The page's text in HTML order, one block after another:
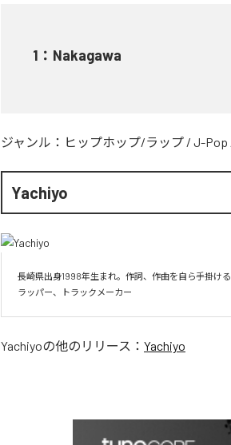
1 ： Nakagawa
ジャンル： ヒップホップ/ラップ / J-Pop
Yachiyo
長崎県出身1998年生まれ。作詞、作曲を自ら手掛ける
Yachiyoの他のリリース： Yachiyo